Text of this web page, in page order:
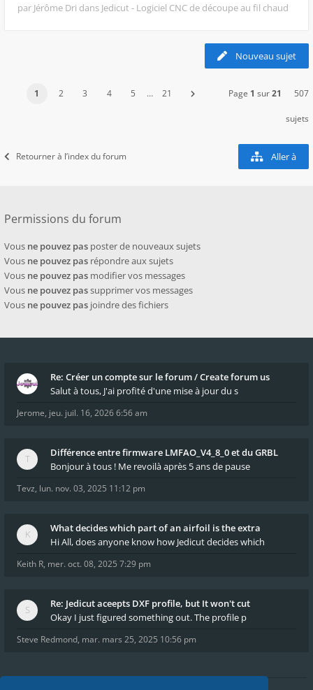
par Jérôme Dri dans Jedicut - Logiciel CNC de découpe au fil chaud
Nouveau sujet
1 2 3 4 5 … 21 Page 1 sur21 507
sujets
Retourner à l’index du forum Aller à
Permissions du forum
Vous ne pouvez pas poster de nouveaux sujets
Vous ne pouvez pas répondre aux sujets
Vous ne pouvez pas modifier vos messages
Vous ne pouvez passupprimer vos messages
Vous ne pouvez pas joindre des fichiers
Re: Créer un compte sur le forum / Create forum us
Salut à tous, J'ai profité d'une mise à jour du s
Jerome, jeu. juil. 16, 2026 6:56 am
Différence entre firmware LMFAO_V4_8_0 et du GRBL
Bonjour à tous ! Me revoilà après 5 ans de pause
Tevz, lun. nov. 03, 2025 11:12 pm
What decides which part of an airfoil is the extra
Hi All, does anyone know how Jedicut decides which
Keith R, mer. oct. 08, 2025 7:29 pm
Re: Jedicut aceepts DXF profile, but It won't cut
Okay I just figured something out. The profile p
Steve Redmond, mar. mars 25, 2025 10:56 pm